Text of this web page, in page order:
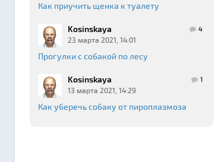
Как приучить щенка к туалету
4
Kosinskaya
23 марта 2021, 14:01
Прогулки с собакой по лесу
1
Kosinskaya
13 марта 2021, 14:29
Как уберечь собаку от пироплазмоза